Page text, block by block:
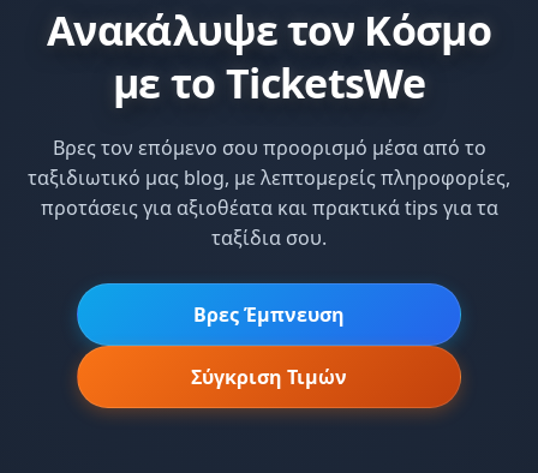
Ανακάλυψε τον Κόσμο
με το TicketsWe
Βρες τον επόμενο σου προορισμό μέσα από το
ταξιδιωτικό μας blog, με λεπτομερείς πληροφορίες,
προτάσεις για αξιοθέατα και πρακτικά tips για τα
ταξίδια σου.
Βρες Έμπνευση
Σύγκριση Τιμών